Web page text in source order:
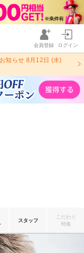
会員登録 ログイン
知らせ 8月12日 (水)
スタッフ
こだわり
特集